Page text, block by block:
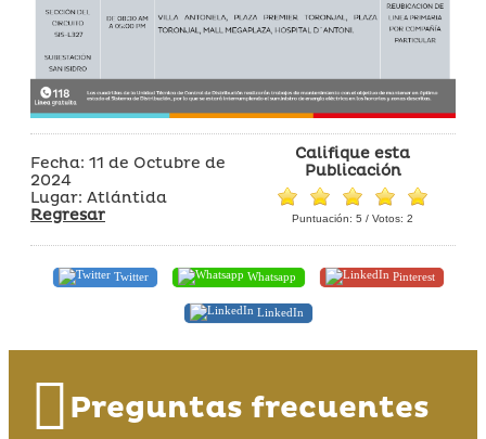
Fecha: 11 de Octubre de
2024
Lugar: Atlántida
Regresar
Califique esta
Publicación
Puntuación: 5 / Votos: 2
Twitter Whatsapp Pinterest
LinkedIn
Preguntas frecuentes